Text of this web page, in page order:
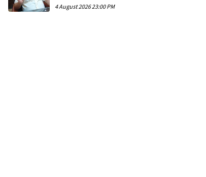
4 August 2026 23:00 PM